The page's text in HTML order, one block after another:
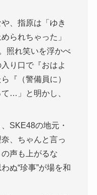
、指原は「ゆき
られちゃった」
照れ笑いを浮かべ
り口で『おはよ
『（警備員に）
…」と明かし、
SKE48の地元・
、ちゃんと言っ
声も上がるな
ぬ“珍事”が場を和